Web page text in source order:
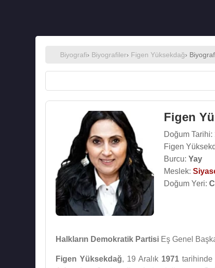
Biyografi› Biyografiler› Figen Yüksekdağ›
Figen
Doğum Tarihi:
Figen
Burcu: Yay
Meslek:
Doğum Yeri:
Halkların Demokratik Partisi Eş Genel
Figen Yüksekdağ, 19 Aralık 1971